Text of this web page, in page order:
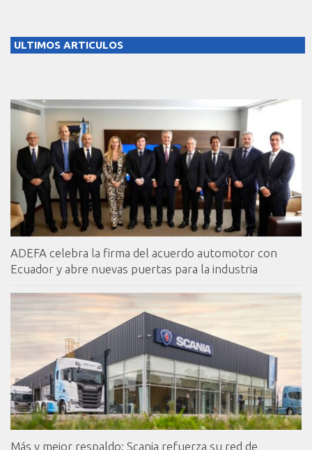
ULTIMOS ARTICULOS
ADEFA celebra la firma del acuerdo automotor con
Ecuador y abre nuevas puertas para la industria
Más y mejor respaldo: Scania refuerza su red de